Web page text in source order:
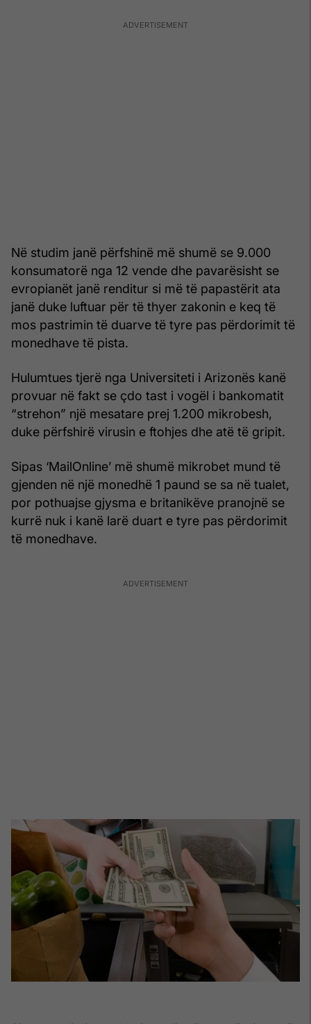
Në studim janë përfshinë më shumë se 9.000
konsumatorë nga 12 vende dhe pavarësisht se
evropianët janë renditur si më të papastërit ata
janë duke luftuar për të thyer zakonin e keq të
mos pastrimin të duarve të tyre pas përdorimit të
monedhave të pista.
Hulumtues tjerë nga Universiteti i Arizonës kanë
provuar në fakt se çdo tast i vogël i bankomatit
“strehon” një mesatare prej 1.200 mikrobesh,
duke përfshirë virusin e ftohjes dhe atë të gripit.
Sipas ‘MailOnline’ më shumë mikrobet mund të
gjenden në një monedhë 1 paund se sa në tualet,
por pothuajse gjysma e britanikëve pranojnë se
kurrë nuk i kanë larë duart e tyre pas përdorimit
të monedhave.